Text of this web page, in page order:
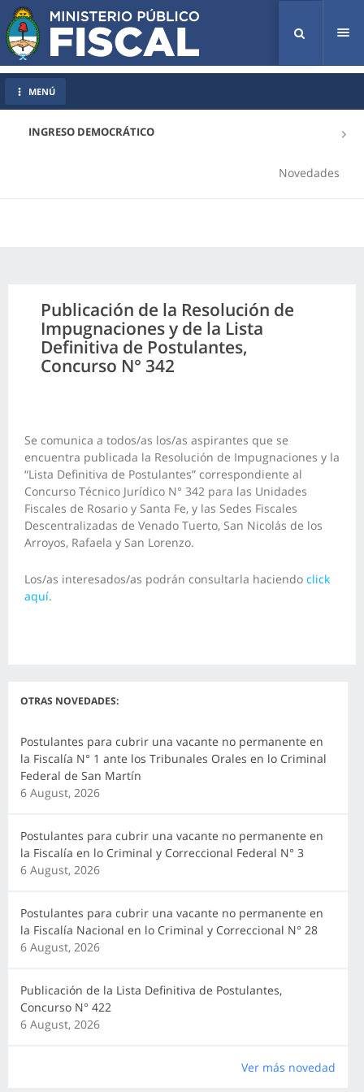
INGRESO DEMOCRÁTICO
Novedades
MENÚ
Publicación de la Resolución de
Impugnaciones y de la Lista
Definitiva de Postulantes,
Concurso N° 342
Se comunica a todos/as los/as aspirantes que se
encuentra publicada la Resolución de Impugnaciones y la
“Lista Definitiva de Postulantes” correspondiente al
Concurso Técnico Jurídico N° 342 para las Unidades
Fiscales de Rosario y Santa Fe, y las Sedes Fiscales
Descentralizadas de Venado Tuerto, San Nicolás de los
Arroyos, Rafaela y San Lorenzo.
Los/as interesados/as podrán consultarla haciendo click
aquí.
OTRAS NOVEDADES:
Postulantes para cubrir una vacante no permanente en
la Fiscalía N° 1 ante los Tribunales Orales en lo Criminal
Federal de San Martín
6 August, 2026
Postulantes para cubrir una vacante no permanente en
la Fiscalía en lo Criminal y Correccional Federal N° 3
6 August, 2026
Postulantes para cubrir una vacante no permanente en
la Fiscalía Nacional en lo Criminal y Correccional N° 28
6 August, 2026
Publicación de la Lista Definitiva de Postulantes,
Concurso N° 422
6 August, 2026
Ver más novedad